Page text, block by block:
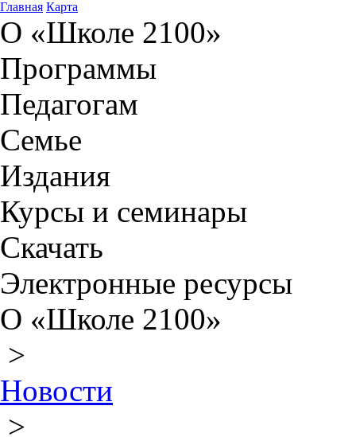
Главная Карта
О «Школе 2100»
Программы
Педагогам
Семье
Издания
Курсы и семинары
Скачать
Электронные ресурсы
О «Школе 2100»
>
Новости
>